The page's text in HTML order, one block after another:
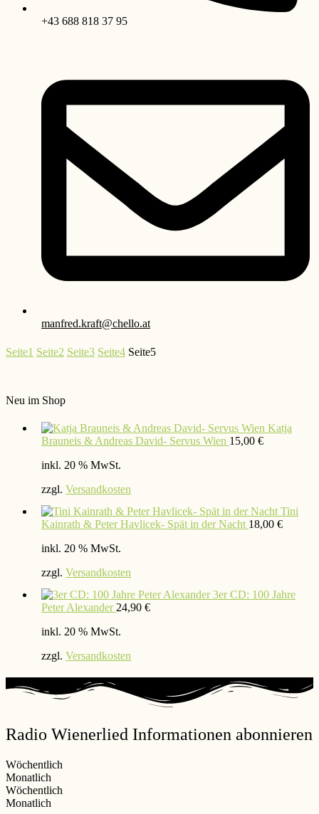
+43 688 818 37 95
manfred.kraft@chello.at
Seite1 Seite2 Seite3 Seite4 Seite5
Neu im Shop
Katja
Brauneis & Andreas David- Servus Wien 15,00 €
inkl. 20 % MwSt.
zzgl. Versandkosten
Tini
Kainrath & Peter Havlicek- Spät in der Nacht 18,00 €
inkl. 20 % MwSt.
zzgl. Versandkosten
3er CD: 100 Jahre
Peter Alexander 24,90 €
inkl. 20 % MwSt.
zzgl. Versandkosten
Radio Wienerlied Informationen abonnieren
Wöchentlich
Monatlich
Wöchentlich
Monatlich